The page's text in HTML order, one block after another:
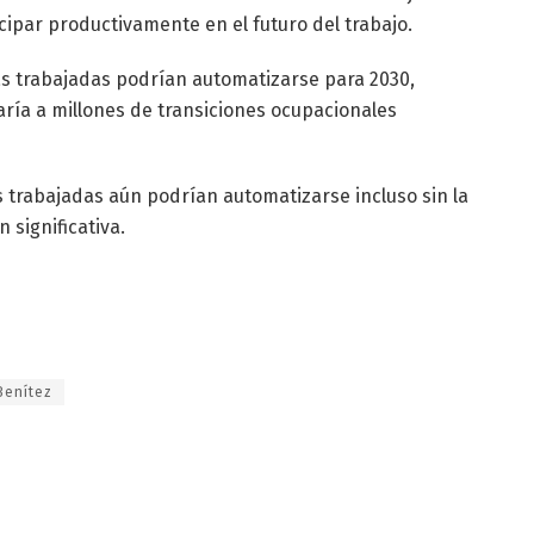
productivamente en el futuro del trabajo.
trabajadas podrían automatizarse para 2030,
a millones de transiciones ocupacionales
aún podrían automatizarse incluso sin la
significativa.